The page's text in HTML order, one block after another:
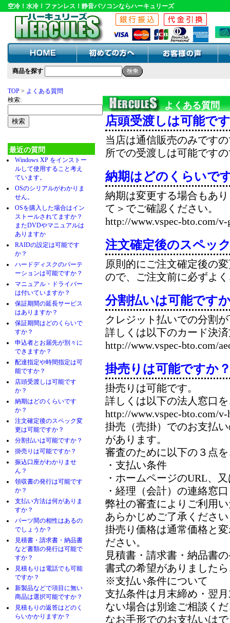
空冷！水冷！ファンレス！静音パソコンならハーキュリーズ
商品を探す
TOP > よくある質問
検索:
最近の質問
Windows XP をインストー
ルして使用すること考え
ています。
OSのシリアルがわかりま
せん。
OSを購入した場合はイン
ストールされてますか？
またDVDやマニュアルは
ありますか
RAIDの設定は可能です
か？
ハードディスクのパーテ
ーションは可能ですか？
マニュアル・ドライバー
は付いていますか？
保証期間の延長サービス
はありますか？
保証期間はどのくらいで
すか？
申込者とお届先が別々に
できますか？
配達指定や時間指定は可
能ですか？
店頭受渡しは可能です
か？
納期はどのくらいです
か？
注文確定後のスペック変
更は可能ですか？
分割払いは可能ですか？
掛売りは可能ですか？
振込口座がわかりませ
ん？
領収書の発行は可能です
か？
支払い方法は何がありま
すか？
パーツ間の相性はあるの
でしょうか？
見積書・請求書・納品書
など書類の発行は可能で
すか？
見積もりは電話でも可能
ですか？
新製品などで項目に無い
商品は選択可能ですか？
見積もりの返答はどのく
らいかかりますか？
よくある質問
店頭受渡しは可能で
当店は通信販売のみです
所での受渡しは可能です
納期はどのくらいで
納期は変更する場合もあ
て＞でご確認ください。
http://www.vspec-bto.com/v-
注文確定後のスペッ
原則的にご注文確定後の
ので、ご注文前に必ずよ
分割払いは可能です
クレジット払いでの分割
詳しくは以下のカード決
http://www.vspec-bto.com/
掛売りは可能ですか
掛売りは可能です。
詳しくは以下の法人窓口
http://www.vspec-bto.com/
掛売（売掛）でのお支払
があります。
審査のために以下の３点
・支払い条件
・ホームページのURL、
・経理（会計）の連絡窓口
弊社の審査によりご利用
あらかじめご了承ください
掛売り価格は通常価格と
ださい。
見積書・請求書・納品書
書式の希望がありました
※支払い条件について
支払条件は月末締め・翌
ない場合は別途ご相談く
なお手形でのお支払いは